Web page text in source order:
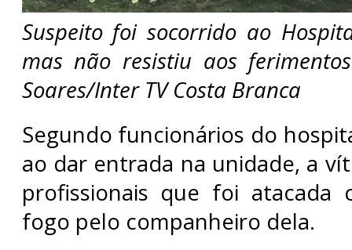
Suspeito foi socorrido ao
mas não resistiu aos
Soares/Inter TV Costa Branca
Segundo funcionários do
ao dar entrada na unidade, a
profissionais que foi atacada
fogo pelo companheiro dela.